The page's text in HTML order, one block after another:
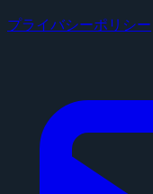
プライバシーポリシー